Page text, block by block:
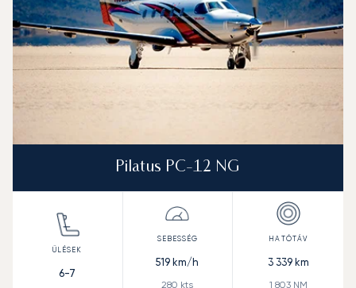
Pilatus PC-12 NG
6-7
519 km/h
280 kts
3 339km
1 803NM